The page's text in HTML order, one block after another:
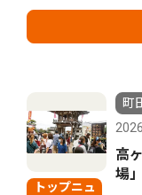
トップニュ
町
高
場